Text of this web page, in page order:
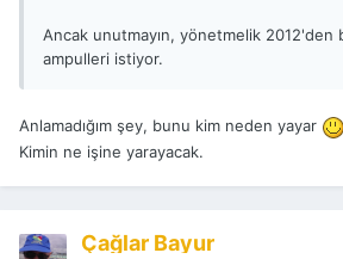
Ancak unutmayın, yönetmelik 2012'den
ampulleri istiyor.
Anlamadığım şey, bunu kim neden yayar
Kimin ne işine yarayacak.
Çağlar Bayur